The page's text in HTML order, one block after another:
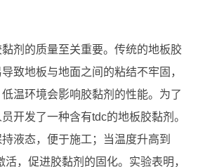
剂的质量至关重要。传统的地板胶
致地板与地面之间的粘结不牢固，
温环境会影响胶黏剂的性能。为了
开发了一种含有tdc的地板胶黏剂。
液态，便于施工；当温度升高到
，促进胶黏剂的固化。实验表明，